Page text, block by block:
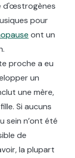
d'œstrogènes
pour
ont un
proche a eu
un
une mère,
Si aucuns
sein n’ont été
de
la plupart